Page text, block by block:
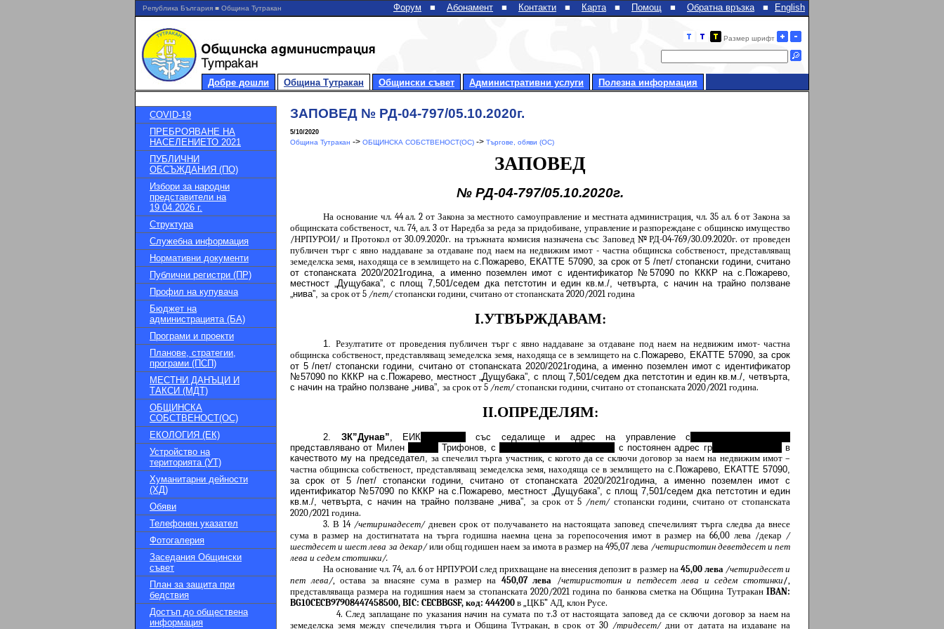
Република България ■ Община Тутракан English
Форум ■ Абонамент ■ Контакти ■ Карта ■ Помощ ■ Обратна връзка ■
Размер шрифт
Добре дошли Община Тутракан Общински съвет Административни услуги Полезна информация
COVID-19
ПРЕБРОЯВАНЕ НА
НАСЕЛЕНИЕТО 2021
ПУБЛИЧНИ
ОБСЪЖДАНИЯ (ПО)
Избори за народни
представители на
19.04.2026 г.
Структура
Служебна информация
Нормативни документи
Публични регистри (ПР)
Профил на купувача
Бюджет на
администрацията (БА)
Програми и проекти
Планове, стратегии,
програми (ПСП)
МЕСТНИ ДАНЪЦИ И
ТАКСИ (МДТ)
ОБЩИНСКА
СОБСТВЕНОСТ(ОС)
ЕКОЛОГИЯ (ЕК)
Устройство на
територията (УТ)
Хуманитарни дейности
(ХД)
Обяви
Телефонен указател
Фотогалерия
Заседания Общински
съвет
План за защита при
бедствия
Достъп до обществена
информация
ЗАПОВЕД № РД-04-797/05.10.2020г.
5/10/2020
Община Тутракан -> ОБЩИНСКА СОБСТВЕНОСТ(ОС) -> Търгове, обяви (ОС)
ЗАПОВЕД
№ РД-04-797/05.10.2020г.
На основание чл. 44 ал. 2 от Закона за местното самоуправление и местната администрация, чл. 35 ал. 6 от Закона за
общинската собственост, чл. 74, ал.3 от Наредба за реда за придобиване, управление и разпореждане с общинско имущество
/НРПУРОИ/ и Протокол от30.09.2020г. на тръжната комисия назначена със Заповед №РД-04-769/30.09.2020г. от проведен
публичен търг с явно наддаване за отдаване под наем на недвижим имот - частна общинска собственост, представляващ
земеделска земя, находяща се в землището на с.Пожарево, ЕКАТТЕ 57090, за срок от 5 /пет/ стопански години, считано
от стопанската 2020/2021година, а именно поземлен имот с идентификатор №57090 по КККР на с.Пожарево,
местност „Дущубака”, с площ 7,501/седем дка петстотин и един кв.м./, четвърта, с начин на трайно ползване
„нива”, за срок от 5 /пет/стопански години, считано от стопанската 2020/2021 година
I.УТВЪРЖДАВАМ:
1. Резултатите от проведенияпубличен търг с явно наддаване за отдаване под наем на недвижим имот- частна
общинска собственост, представляващ земеделска земя, находяща се в землището нас.Пожарево, ЕКАТТЕ 57090, за срок
от 5 /пет/ стопански години, считано от стопанската 2020/2021година, а именно поземлен имот с идентификатор
№57090 по КККР на с.Пожарево, местност „Дущубака”, с площ 7,501/седем дка петстотин и един кв.м./, четвърта,
с начин на трайно ползване „нива”, за срок от 5 /пет/стопански години, считано от стопанската 2020/2021 година.
II.ОПРЕДЕЛЯМ:
2. ЗК”Дунав”, ЕИК със седалище и адрес на управление с
представлявано от Милен
Трифонов, с с постоянен адрес гр………………….,
в
качеството му на председател, за спечелил търга участник, с когото да се сключи договор за наем на недвижим имот –
частна общинска собственост, представляващ земеделска земя, находяща се в землището на с.Пожарево, ЕКАТТЕ 57090,
за срок от 5 /пет/ стопански години, считано от стопанската 2020/2021година, а именно поземлен имот с
идентификатор №57090 по КККР на с.Пожарево, местност „Дущубака”, с площ 7,501/седем дка петстотин и един
кв.м./, четвърта, с начин на трайно ползване „нива”, за срок от 5 /пет/стопански години, считано от стопанската
2020/2021 година.
3. В 14 /четиринадесет/дневен срок от получаването на настоящата заповед спечелилият търга следва да внесе
сума в размер на достигнатата на търга годишна наемна цена за горепосочения имот в размер на 66,00 лева /декар /
шестдесет и шест лева за декар/или общ годишен наем за имота в размер на 495,07 лева /четиристотин деветдесет и пет
лева и седем стотинки/.
На основание чл. 74, ал. 6 от НРПУРОИ след прихващане на внесения депозит в размер на 45,00 лева/четиридесет и
пет лева/, остава за внасяне сума в размер на 450,07 лева /четиристотин и петдесет лева и седем стотинки/,
представляваща размера на годишния наем за стопанската 2020/2021 година по банкова сметка на Община Тутракан IBAN:
BG10CECB97908447458500, BIC: CECBBGSF, код: 444200 в „ЦКБ” АД, клон Русе.
4. След заплащане по указания начин на сумата по т.3 от настоящата заповед да се сключи договор за наем на
земеделска земя между спечелилия търга и Община Тутракан, в срок от 30 /тридесет/дни от датата на издаване на